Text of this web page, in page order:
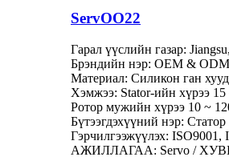
ServOO22
Гарал үүслийн газар:
Брэндийн нэр: OEM & ODM
Материал: Силикон ган
Хэмжээ: Stator-ийн хүрээ
Ротор мужийн хүрээ 10 ~
Бүтээгдэхүүний нэр:
Гэрчилгээжүүлэх: ISO9001,
АЖИЛЛАГАА: Servo /